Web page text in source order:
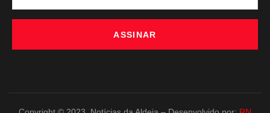
ASSINAR